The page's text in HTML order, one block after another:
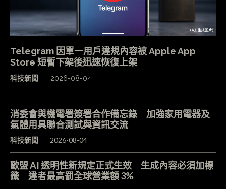
Telegram 因單一用戶違規內容被 Apple App
Store 短暫下架後迅速恢復上架
科技新聞 2026-08-04
消委會與機電署簽署合作備忘錄 加強家用電器及
氣體用具聯合測試與資訊交流
科技新聞 2026-08-04
歐盟 AI 透明性新規定正式生效 生成內容必須加標
籤 違者最高罰全球營業額 3%